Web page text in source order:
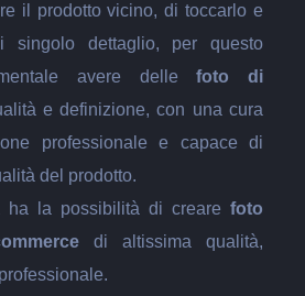
il prodotto vicino, di toccarlo e
singolo dettaglio, per questo
avere dellefoto di
e definizione, con una cura
professionale e capace di
del prodotto.
ha la possibilità di creare foto
di altissima qualità,